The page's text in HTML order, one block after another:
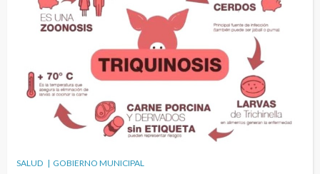
SALUD | GOBIERNO MUNICIPAL